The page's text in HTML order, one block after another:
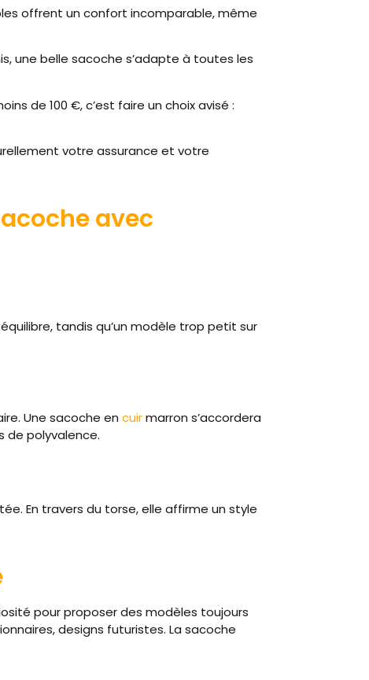
offrent un confort incomparable, même
une belle sacoche s’adapte à toutes les
de 100 €, c’est faire un choix avisé :
votre assurance et votre
avec
tandis qu’un modèle trop petit sur
Une sacoche en cuirmarron s’accordera
de polyvalence.
En travers du torse, elle affirme un style
pour proposer des modèles toujours
designs futuristes. La sacoche